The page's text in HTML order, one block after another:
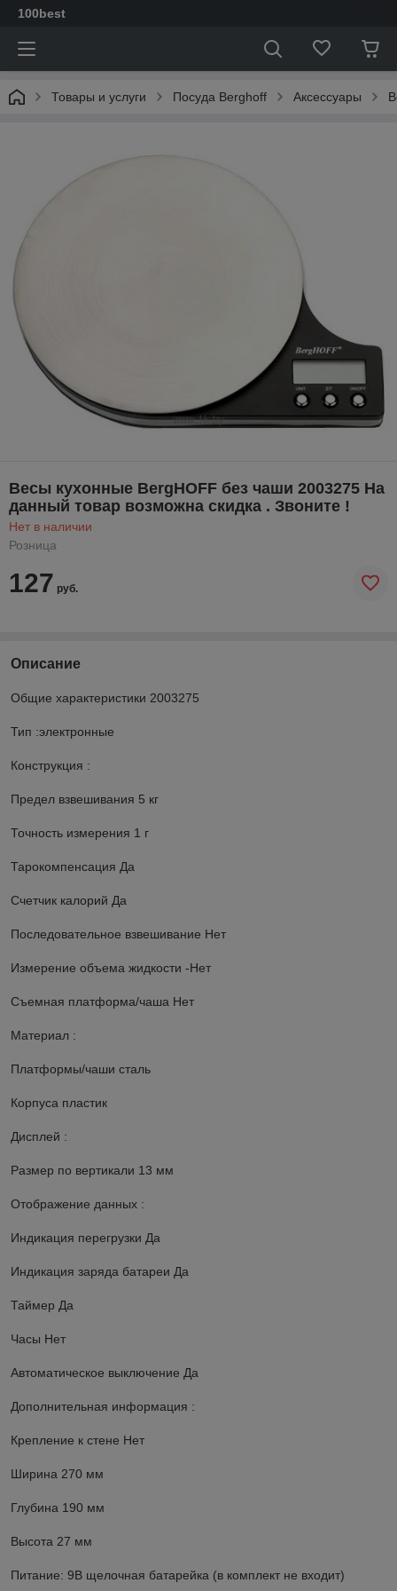
100best
Товары и услуги Посуда Berghoff Аксессуары
Весы кухонные BergHOFF без чаши 2003275 На
данный товар возможна скидка . Звоните !
Нет в наличии
Розница
127 руб.
Описание
Общие характеристики 2003275
Тип :электронные
Конструкция :
Предел взвешивания 5 кг
Точность измерения 1 г
Тарокомпенсация Да
Счетчик калорий Да
Последовательное взвешивание Нет
Измерение объема жидкости -Нет
Съемная платформа/чаша Нет
Материал :
Платформы/чаши сталь
Корпуса пластик
Дисплей :
Размер по вертикали 13 мм
Отображение данных :
Индикация перегрузки Да
Индикация заряда батареи Да
Таймер Да
Часы Нет
Автоматическое выключение Да
Дополнительная информация :
Крепление к стене Нет
Ширина 270 мм
Глубина 190 мм
Высота 27 мм
Питание: 9В щелочная батарейка (в комплект не входит)